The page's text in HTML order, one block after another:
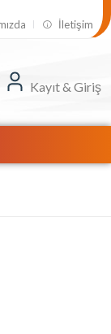
İletişim
Kayıt & Giriş